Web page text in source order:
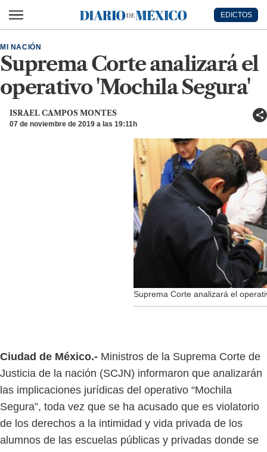
Diario de México
EDICTOS
Suprema Corte analizará el
operativo 'Mochila Segura'
MI NACIÓN
ISRAEL CAMPOS MONTES
07 de noviembre de 2019 a las 19:11h
Suprema Corte analizará el
Ciudad de México.- Ministros de la Suprema Corte de
Justicia de la nación (SCJN) informaron que analizarán
las implicaciones jurídicas del operativo “Mochila
Segura”, toda vez que se ha acusado que es violatorio
de los derechos a la intimidad y vida privada de los
alumnos de las escuelas públicas y privadas donde se